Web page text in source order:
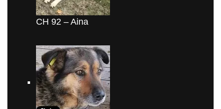
CH 92 – Aina